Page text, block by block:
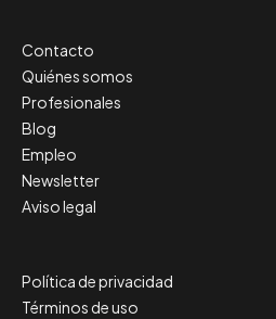
Contacto
Quiénes somos
Profesionales
Blog
Empleo
Newsletter
Aviso legal
Política de privacidad
Términos de uso